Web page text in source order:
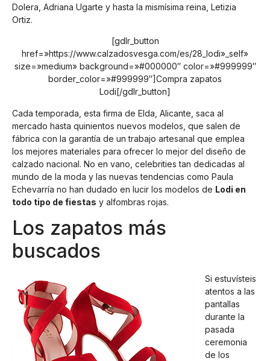
Dolera, Adriana Ugarte y hasta la mismísima reina, Letizia
Ortiz.
[gdlr_button
href=»https://www.calzadosvesga.com/es/28_lodi»_self»
size=»medium» background=»#000000″ color=»#999999″
border_color=»#999999″]Compra zapatos
Lodi[/gdlr_button]
Cada temporada, esta firma de Elda, Alicante, saca al
mercado hasta quinientos nuevos modelos, que salen de
fábrica con la garantía de un trabajo artesanal que emplea
los mejores materiales para ofrecer lo mejor del diseño de
calzado nacional. No en vano, celebrities tan dedicadas al
mundo de la moda y las nuevas tendencias como Paula
Echevarría no han dudado en lucir los modelos de Lodi en
todo tipo de fiestas y alfombras rojas.
Los zapatos más
buscados
Si estuvísteis
atentos a las
pantallas
durante la
pasada
ceremonia
de los